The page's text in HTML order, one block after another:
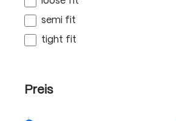
semi fit
tight fit
Preis